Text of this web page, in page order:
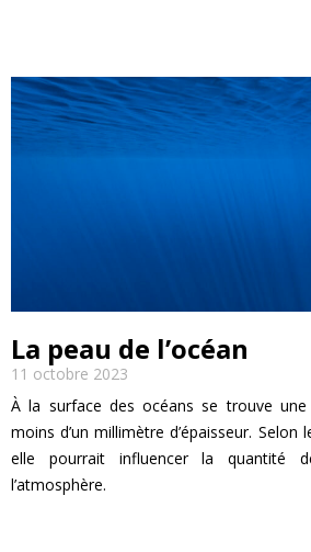
La peau de l’océan
11 octobre 2023
À la surface des océans se trouve une
moins d’un millimètre d’épaisseur. Selon
elle pourrait influencer la quantité
l’atmosphère.